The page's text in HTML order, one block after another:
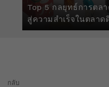
Top 5 กลยุทธ์การตล
สู่ความสำเร็จในตลาด
กลับ